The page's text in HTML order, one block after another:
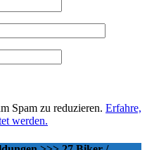
Spam zu reduzieren. Erfahre,
werden.